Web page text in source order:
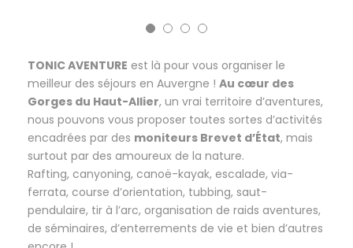
TONIC AVENTURE est là pour vous organiser le
meilleur des séjours en Auvergne ! Au cœur des
Gorges du Haut-Allier, un vrai territoire d’aventures,
nous pouvons vous proposer toutes sortes d’activités
encadrées par des moniteurs Brevet d’État, mais
surtout par des amoureux de la nature.
Rafting, canyoning, canoë-kayak, escalade, via-
ferrata, course d’orientation, tubbing, saut-
pendulaire, tir à l’arc, organisation de raids aventures,
de séminaires, d’enterrements de vie et bien d’autres